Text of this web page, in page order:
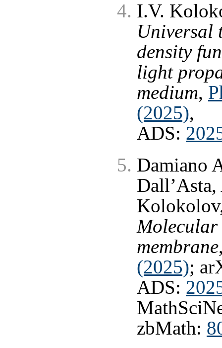
I.V.
Universal
density
light
medium,
(2025),
ADS:
Damiano
membrane
(2025);
ADS:
zbMath: